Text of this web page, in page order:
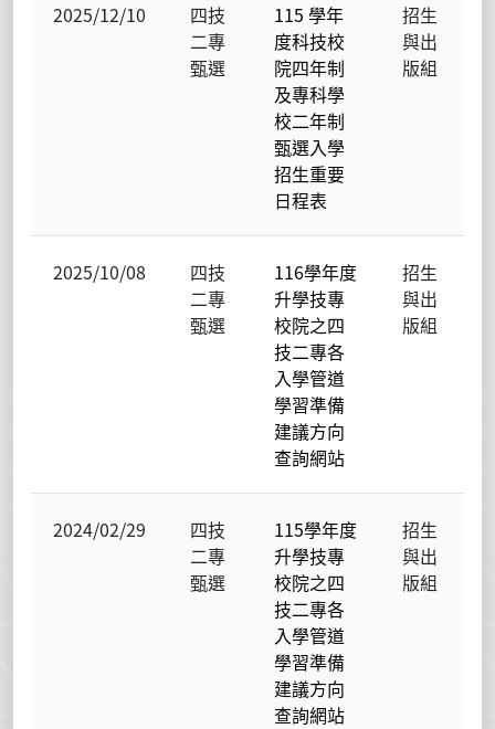
2025/12/10
四技
二專
甄選
115 學年
度科技校
院四年制
及專科學
校二年制
甄選入學
招生重要
日程表
招生
與出
版組
2025/10/08
四技
二專
甄選
116學年度
升學技專
校院之四
技二專各
入學管道
學習準備
建議方向
查詢網站
招生
與出
版組
2024/02/29
四技
二專
甄選
115學年度
升學技專
校院之四
技二專各
入學管道
學習準備
建議方向
查詢網站
招生
與出
版組